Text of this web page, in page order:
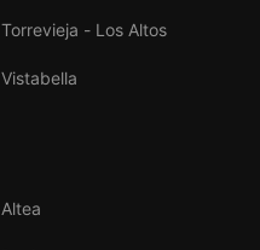
Torrevieja - Los Altos
Vistabella
Altea